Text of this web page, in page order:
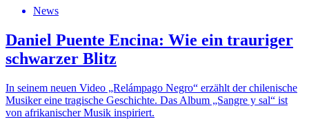
News
Daniel Puente Encina: Wie ein trauriger
schwarzer Blitz
In seinem neuen Video „Relámpago Negro“ erzählt der chilenische
Musiker eine tragische Geschichte. Das Album „Sangre y sal“ ist
von afrikanischer Musik inspiriert.